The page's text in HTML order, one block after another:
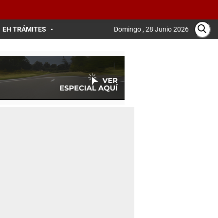
EH TRÁMITES Domingo , 28 Junio 2026